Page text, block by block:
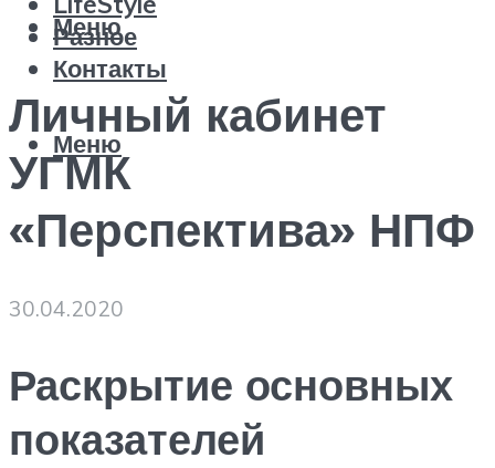
Разное
Контакты
Меню
Меню
Личный кабинет
УГМК
«Перспектива» НПФ
30.04.2020
Раскрытие основных
показателей